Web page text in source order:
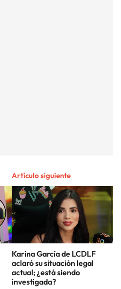
Artículo siguiente
Karina García de LCDLF
aclaró su situación legal
actual; ¿está siendo
investigada?